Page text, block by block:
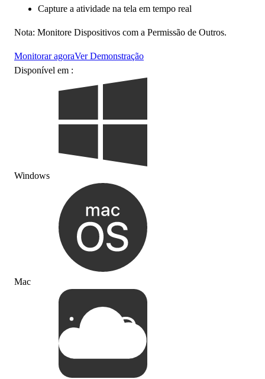
Capture a atividade na tela em tempo real
Nota: Monitore Dispositivos com a Permissão de Outros.
Monitorar agoraVer Demonstração
Disponível em :
Windows
Mac